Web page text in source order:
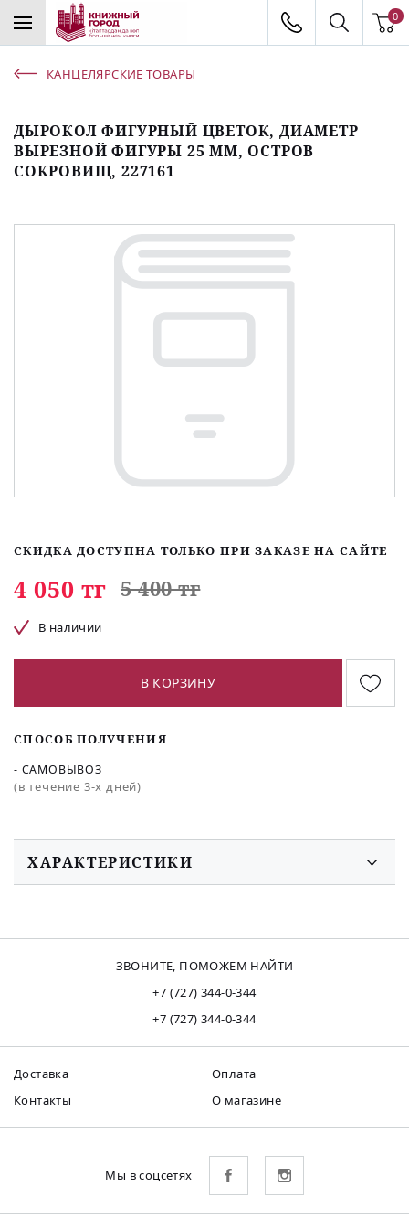
0
КАНЦЕЛЯРСКИЕ ТОВАРЫ
ДЫРОКОЛ ФИГУРНЫЙ ЦВЕТОК, ДИАМЕТР
ВЫРЕЗНОЙ ФИГУРЫ 25 ММ, ОСТРОВ
СОКРОВИЩ, 227161
СКИДКА ДОСТУПНА ТОЛЬКО ПРИ ЗАКАЗЕ НА САЙТЕ
4 050 тг 5 400 тг
В наличии
В КОРЗИНУ
СПОСОБ ПОЛУЧЕНИЯ
- САМОВЫВОЗ
(в течение 3-х дней)
ХАРАКТЕРИСТИКИ
ЗВОНИТЕ, ПОМОЖЕМ НАЙТИ
+7 (727) 344-0-344
+7 (727) 344-0-344
Доставка
Оплата
Контакты
О магазине
Мы в соцсетях